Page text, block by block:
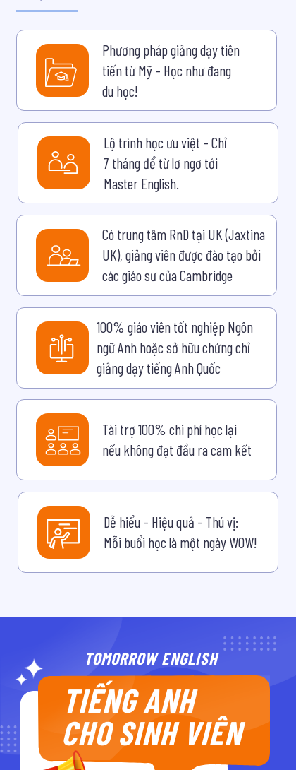
Phương pháp giảng dạy tiên
tiến từ Mỹ – Học như đang
du học!
Lộ trình học ưu việt – Chỉ
7 tháng để từ lơ ngơ tới
Master English.
Có trung tâm RnD tại UK (Jaxtina
UK), giảng viên được đào tạo bởi
các giáo sư của Cambridge
100% giáo viên tốt nghiệp Ngôn
ngữ Anh hoặc sở hữu chứng chỉ
giảng dạy tiếng Anh Quốc
Tài trợ 100% chi phí học lại
nếu không đạt đầu ra cam kết
Dễ hiểu – Hiệu quả – Thú vị:
Mỗi buổi học là một ngày WOW!
TOMORROW ENGLISH
TIẾNG ANH
CHO SINH VIÊN